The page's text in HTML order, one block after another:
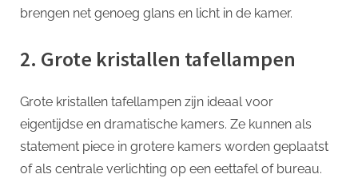
brengen net genoeg glans en licht in de kamer.
2. Grote kristallen tafellampen
Grote kristallen tafellampen zijn ideaal voor
eigentijdse en dramatische kamers. Ze kunnen als
statement piece in grotere kamers worden geplaatst
of als centrale verlichting op een eettafel of bureau.